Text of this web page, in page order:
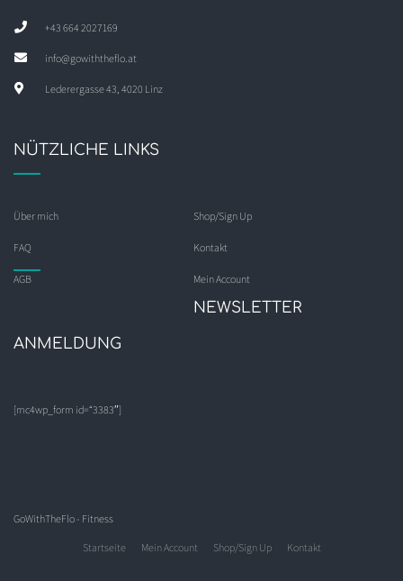
+43 664 2027169
info@gowiththeflo.at
Lederergasse 43, 4020 Linz
NÜTZLICHE LINKS
Über mich Shop/Sign Up
FAQ Kontakt
AGB Mein Account
NEWSLETTER
ANMELDUNG
[mc4wp_form id=“3383″]
GoWithTheFlo - Fitness
Startseite Mein Account Shop/Sign Up Kontakt